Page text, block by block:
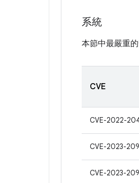
系統
本節中最嚴重
CVE
CVE-2022-
CVE-2023-
CVE-2023-